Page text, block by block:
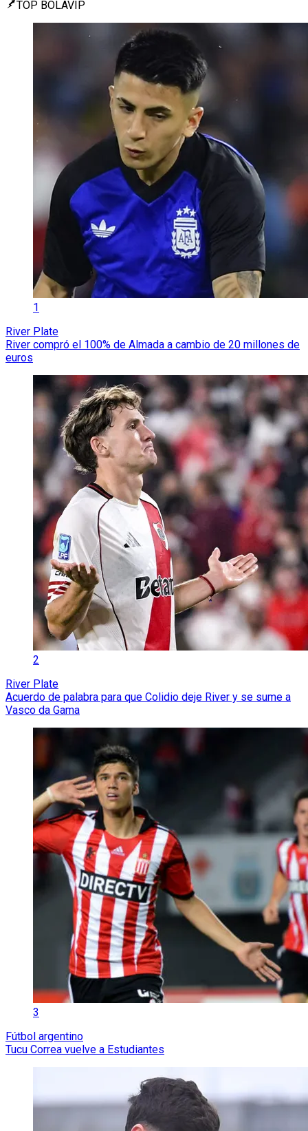
TOP BOLAVIP
1
River Plate
River compró el 100% de Almada a cambio de 20 millones de
euros
2
River Plate
Acuerdo de palabra para que Colidio deje River y se sume a
Vasco da Gama
3
Fútbol argentino
Tucu Correa vuelve a Estudiantes